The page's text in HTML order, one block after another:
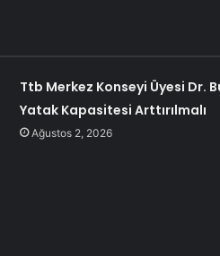
Ttb Merkez Konseyi Üyesi Dr.
Yatak Kapasitesi Arttırılmalı
Ağustos 2, 2026